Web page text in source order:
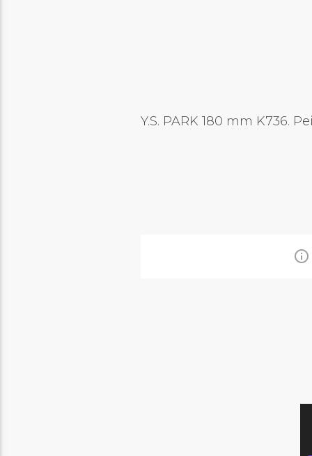
Y.S. PARK 180 mm K736.
info_outline